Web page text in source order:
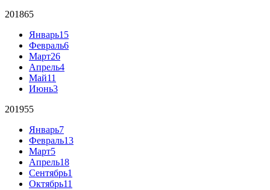
201865
Январь15
Февраль6
Март26
Апрель4
Май11
Июнь3
201955
Январь7
Февраль13
Март5
Апрель18
Сентябрь1
Октябрь11